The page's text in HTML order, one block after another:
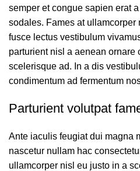
semper et congue sapien erat
sodales. Fames at
fusce lectus vestibulum
parturient nisl a aenean ornare
scelerisque ad. In a dis
condimentum ad fermentum
Parturient volutpat
Ante iaculis feugiat dui magna
nascetur nullam hac
ullamcorper nisl eu justo in a